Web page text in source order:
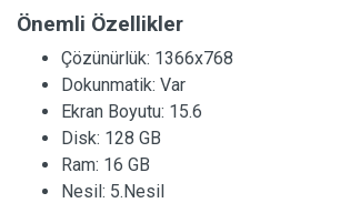
Önemli Özellikler
Çözünürlük: 1366x768
Dokunmatik: Var
Ekran Boyutu: 15.6
Disk: 128 GB
Ram: 16 GB
Nesil: 5.Nesil